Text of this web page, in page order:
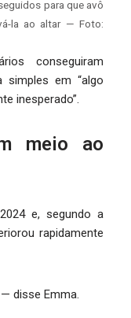
para que avô
la ao altar — Foto:
conseguiram
em “algo
inesperado”.
meio ao
e, segundo a
rapidamente
disse Emma.